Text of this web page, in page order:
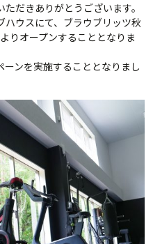
だきありがとうございます。
ハウスにて、ブラウブリッツ秋
りオープンすることとなりま
ンを実施することとなりまし